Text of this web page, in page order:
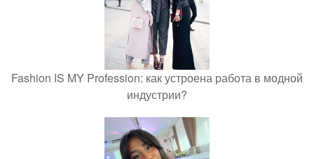
Fashion IS MY Profession: как устроена работа в модной
индустрии?